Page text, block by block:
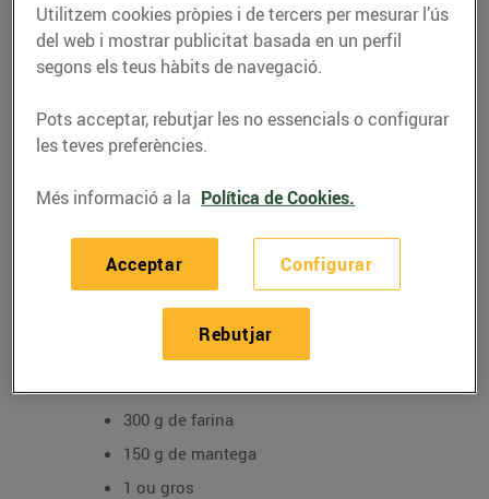
Recepta de quiche de
verdures i salmó
300 g de farina
150 g de mantega
1 ou gros
Utilitzem cookies pròpies i de tercers per mesurar l’ús
del web i mostrar publicitat basada en un perfil
segons els teus hàbits de navegació.
Pots acceptar, rebutjar les no essencials o configurar
les teves preferències.
Més informació a la Política de Cookies.
Configurar
Rebutjar
Acceptar